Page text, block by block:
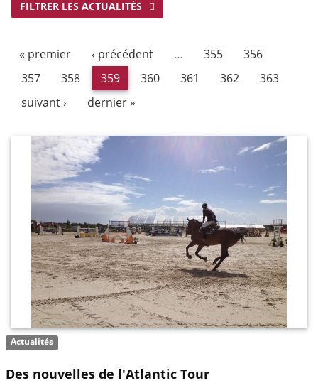
FILTRER LES ACTUALITÉS
« premier ‹ précédent … 355
356
357
358 359 360 361 362
363
suivant ›
dernier »
Actualités
Des nouvelles de l'Atlantic Tour